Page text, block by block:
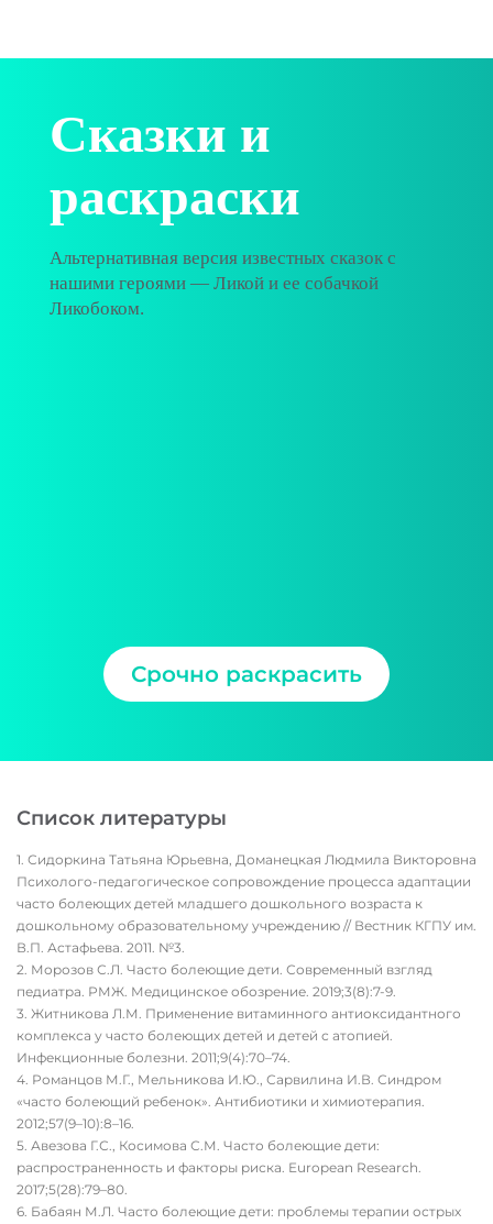
Сказки и
раскраски
Альтернативная версия известных сказок с
нашими героями — Ликой и ее собачкой
Ликобоком.
Срочно раскрасить
Список литературы
Сидоркина Татьяна Юрьевна, Доманецкая Людмила Викторовна
Психолого-педагогическое сопровождение процесса адаптации
часто болеющих детей младшего дошкольного возраста к
дошкольному образовательному учреждению // Вестник КГПУ им.
В.П. Астафьева. 2011. №3.
Морозов С.Л. Часто болеющие дети. Современный взгляд
педиатра. РМЖ. Медицинское обозрение. 2019;3(8):7-9.
Житникова Л.М. Применение витаминного антиоксидантного
комплекса у часто болеющих детей и детей с атопией.
Инфекционные болезни. 2011;9(4):70–74.
Романцов М.Г., Мельникова И.Ю., Сарвилина И.В. Синдром
«часто болеющий ребенок». Антибиотики и химиотерапия.
2012;57(9–10):8–16.
Авезова Г.С., Косимова С.М. Часто болеющие дети:
распространенность и факторы риска. European Research.
2017;5(28):79–80.
Бабаян М.Л. Часто болеющие дети: проблемы терапии острых